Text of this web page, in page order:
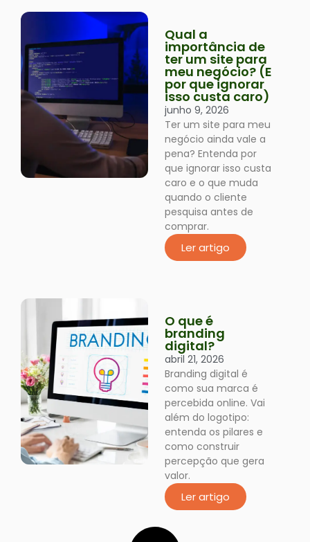
Qual a
importância de
ter um site para
meu negócio? (E
por que ignorar
isso custa caro)
junho 9, 2026
Ter um site para meu
negócio ainda vale a
pena? Entenda por
que ignorar isso custa
caro e o que muda
quando o cliente
pesquisa antes de
comprar.
Ler artigo
O que é
branding
digital?
abril 21, 2026
Branding digital é
como sua marca é
percebida online. Vai
além do logotipo:
entenda os pilares e
como construir
percepção que gera
valor.
Ler artigo